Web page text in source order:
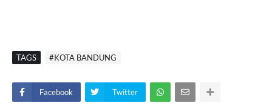
TAGS #KOTA BANDUNG
Facebook Twitter